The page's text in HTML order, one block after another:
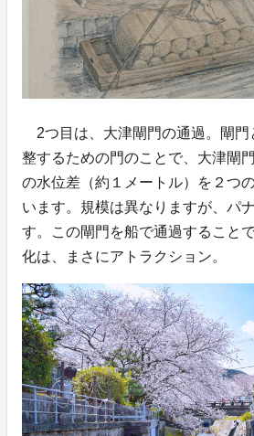
2つ目は、大津閘門の通過。閘門
整するための門のことで、大津閘
の水位差（約１メートル）を２つ
います。規模は異なりますが、パ
す。この閘門を船で通過すること
化は、まさにアトラクション。